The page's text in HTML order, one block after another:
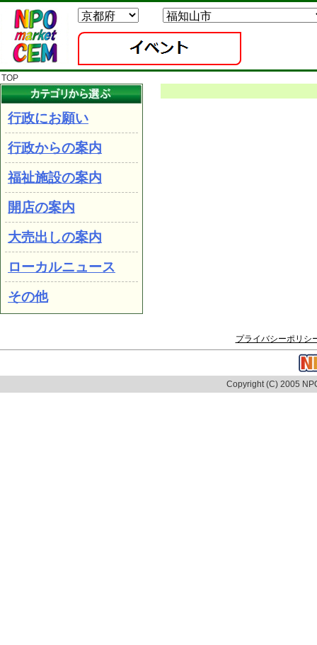
TOP
行政にお願い
行政からの案内
福祉施設の案内
開店の案内
大売出しの案内
ローカルニュース
その他
プライバシーポリシ
Copyright (C) 2005